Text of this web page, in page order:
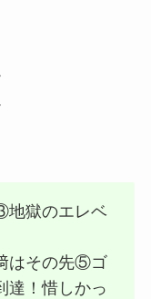
地獄のエレベ
はその先⑤ゴ
達！惜しかっ